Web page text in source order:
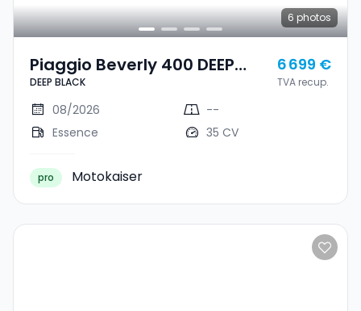
6 photos
Piaggio Beverly 400 DEEP
BLACK
DEEP BLACK
6 699 €
TVA recup.
08/2026
--
Essence
35 CV
pro Motokaiser